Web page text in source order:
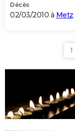
Décès
02/03/2010 à Metz
1